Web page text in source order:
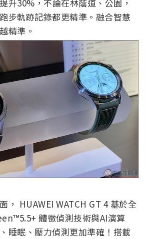
升30%，不論在林蔭道、公園，
步軌跡記錄都更精準。融合智慧
精準。
， HUAWEI WATCH GT 4 基於全
體徵偵測技術與AI演算
睡眠、壓力偵測更加準確！搭載